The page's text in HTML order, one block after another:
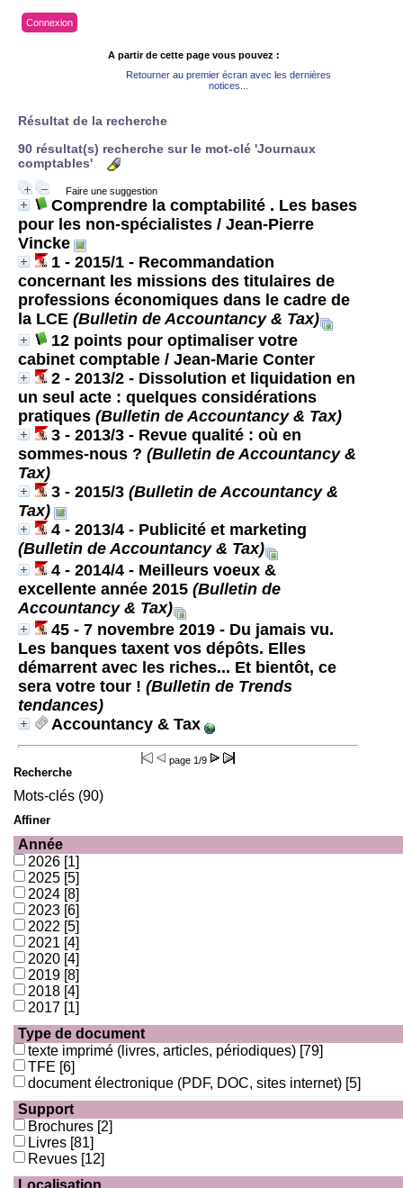
Connexion
A partir de cette page vous pouvez :
Retourner au premier écran avec les dernières
notices...
Résultat de la recherche
90 résultat(s) recherche sur le mot-clé 'Journaux
comptables'
Faire une suggestion
Comprendre la comptabilité . Les bases
pour les non-spécialistes / Jean-Pierre
Vincke
1 - 2015/1 - Recommandation
concernant les missions des titulaires de
professions économiques dans le cadre de
la LCE (Bulletin de Accountancy & Tax)
12 points pour optimaliser votre
cabinet comptable / Jean-Marie Conter
2 - 2013/2 - Dissolution et liquidation en
un seul acte : quelques considérations
pratiques (Bulletin de Accountancy & Tax)
3 - 2013/3 - Revue qualité : où en
sommes-nous ? (Bulletin de Accountancy &
Tax)
3 - 2015/3 (Bulletin de Accountancy &
Tax)
4 - 2013/4 - Publicité et marketing
(Bulletin de Accountancy & Tax)
4 - 2014/4 - Meilleurs voeux &
excellente année 2015 (Bulletin de
Accountancy & Tax)
45 - 7 novembre 2019 - Du jamais vu.
Les banques taxent vos dépôts. Elles
démarrent avec les riches... Et bientôt, ce
sera votre tour ! (Bulletin de Trends
tendances)
Accountancy & Tax
page 1/9
Recherche
Mots-clés (90)
Affiner
Année
2026 [1]
2025 [5]
2024 [8]
2023 [6]
2022 [5]
2021 [4]
2020 [4]
2019 [8]
2018 [4]
2017 [1]
Type de document
texte imprimé (livres, articles, périodiques) [79]
TFE [6]
document électronique (PDF, DOC, sites internet) [5]
Support
Brochures [2]
Livres [81]
Revues [12]
Localisation